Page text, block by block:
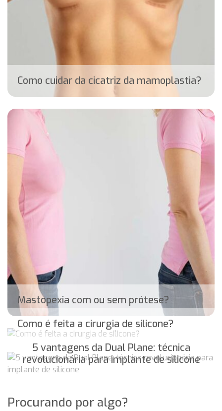
Como cuidar da cicatriz da mamoplastia?
Mastopexia com ou sem prótese?
Como é feita a cirurgia de silicone?
5 vantagens da Dual Plane: técnica
revolucionária para implante de silicone
Procurando por algo?